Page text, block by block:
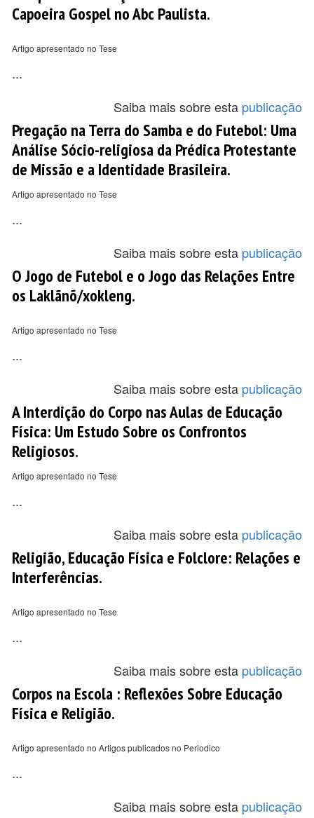
Capoeira Gospel no Abc Paulista.
Artigo apresentado no Tese
...
Saiba mais sobre esta publicação
Pregação na Terra do Samba e do Futebol: Uma
Análise Sócio-religiosa da Prédica Protestante
de Missão e a Identidade Brasileira.
Artigo apresentado no Tese
...
Saiba mais sobre esta publicação
O Jogo de Futebol e o Jogo das Relações Entre
os Laklãnõ/xokleng.
Artigo apresentado no Tese
...
Saiba mais sobre esta publicação
A Interdição do Corpo nas Aulas de Educação
Física: Um Estudo Sobre os Confrontos
Religiosos.
Artigo apresentado no Tese
...
Saiba mais sobre esta publicação
Religião, Educação Física e Folclore: Relações e
Interferências.
Artigo apresentado no Tese
...
Saiba mais sobre esta publicação
Corpos na Escola : Reflexões Sobre Educação
Física e Religião.
Artigo apresentado no Artigos publicados no Periodico
...
Saiba mais sobre esta publicação